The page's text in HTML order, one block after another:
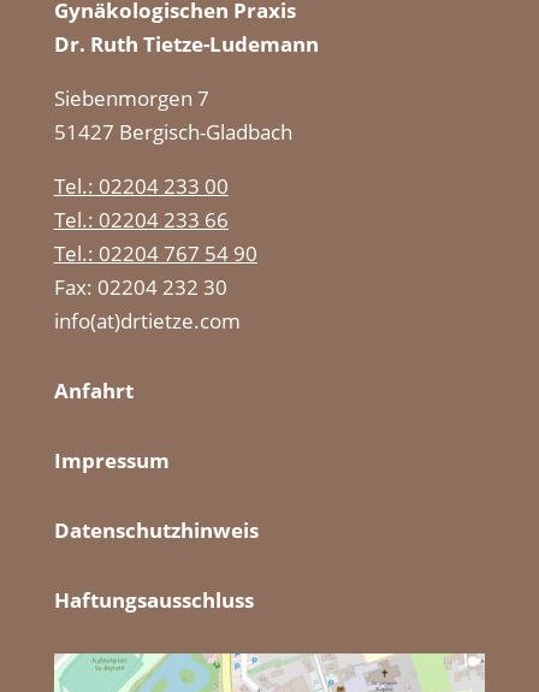
Gynäkologischen Praxis
Dr. Ruth Tietze-Ludemann
Siebenmorgen 7
51427 Bergisch-Gladbach
Tel.: 02204 233 00
Tel.: 02204 233 66
Tel.: 02204 767 54 90
Fax: 02204 232 30
info(at)drtietze.com
Anfahrt
Impressum
Datenschutzhinweis
Haftungsausschluss